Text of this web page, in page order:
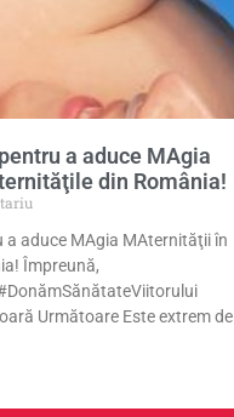
a aduce MAgia
din România!
a aduce MAgia MAternităţii în
Împreună,
Următoare Este extrem de